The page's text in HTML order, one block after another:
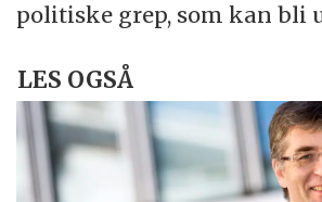
politiske grep, som kan bli
LES OGSÅ